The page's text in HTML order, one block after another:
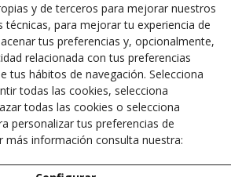
y de terceros para mejorar nuestros
técnicas, para mejorar tu experiencia de
tus preferencias y, opcionalmente,
relacionada con tus preferencias
tus hábitos de navegación. Selecciona
todas las cookies, selecciona
todas las cookies o selecciona
personalizar tus preferencias de
más información consulta nuestra: